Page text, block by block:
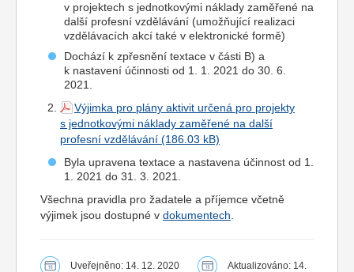
v projektech s jednotkovými náklady zaměřené na
další profesní vzdělávání (umožňující realizaci
vzdělávacích akcí také v elektronické formě)
Dochází k zpřesnění textace v části B) a
k nastavení účinnosti od 1. 1. 2021 do 30. 6.
2021.
Výjimka pro plány aktivit určená pro projekty
s jednotkovými náklady zaměřené na další
profesní vzdělávání
Byla upravena textace a nastavena účinnost od 1.
1. 2021 do 31. 3. 2021.
Všechna pravidla pro žadatele a příjemce včetně
výjimek jsou dostupné v dokumentech
Uveřejněno: 14. 12. 2020
Aktualizováno: 14.